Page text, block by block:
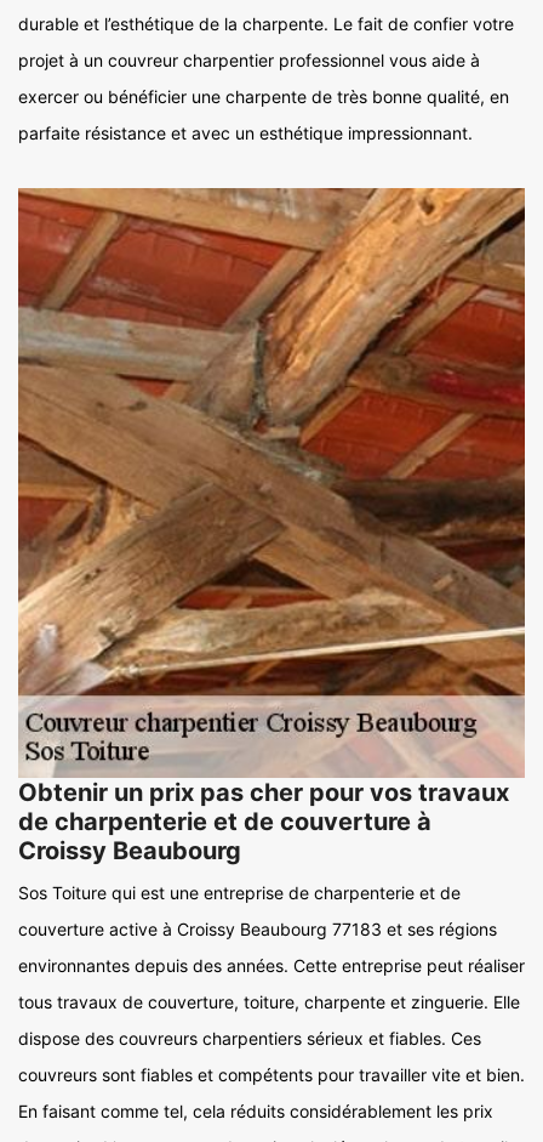
durable et l’esthétique de la charpente. Le fait de confier votre
projet à un couvreur charpentier professionnel vous aide à
exercer ou bénéficier une charpente de très bonne qualité, en
parfaite résistance et avec un esthétique impressionnant.
Obtenir un prix pas cher pour vos travaux
de charpenterie et de couverture à
Croissy Beaubourg
Sos Toiture qui est une entreprise de charpenterie et de
couverture active à Croissy Beaubourg 77183 et ses régions
environnantes depuis des années. Cette entreprise peut réaliser
tous travaux de couverture, toiture, charpente et zinguerie. Elle
dispose des couvreurs charpentiers sérieux et fiables. Ces
couvreurs sont fiables et compétents pour travailler vite et bien.
En faisant comme tel, cela réduits considérablement les prix